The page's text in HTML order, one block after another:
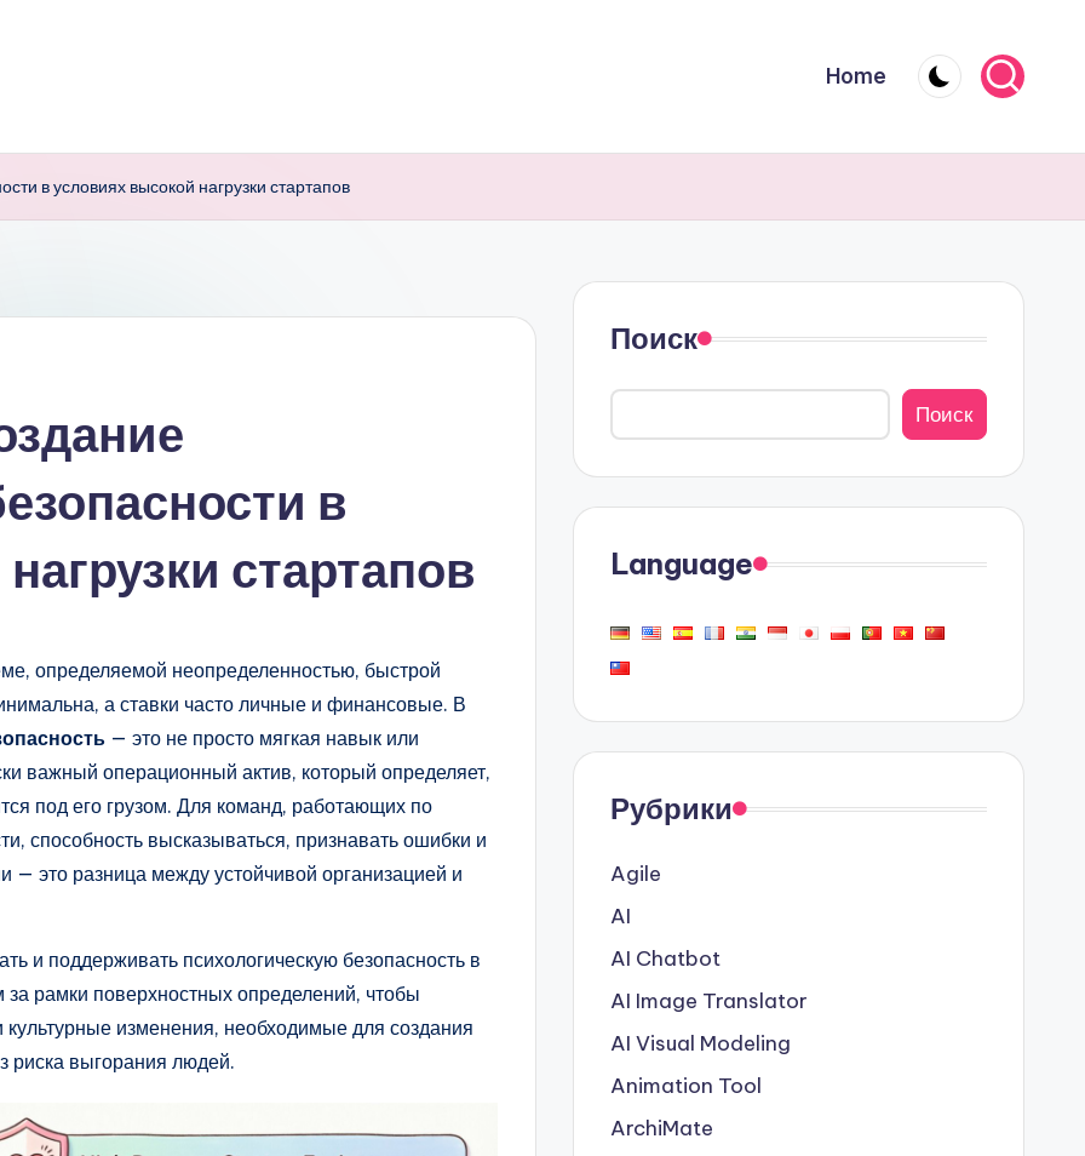
Home
в условиях высокой нагрузки стартапов
в
стартапов
определяемой неопределенностью, быстрой
а ставки часто личные и финансовые. В
— это не просто мягкая навык или
важный операционный актив, который определяет,
под его грузом. Для команд, работающих по
способность высказываться, признавать ошибки и
— это разница между устойчивой организацией и
и поддерживать психологическую безопасность в
рамки поверхностных определений, чтобы
изменения, необходимые для создания
риска выгорания людей.
Поиск
Поиск
Language
Рубрики
Agile
AI
AI Chatbot
AI Image Translator
AI Visual Modeling
Animation Tool
ArchiMate